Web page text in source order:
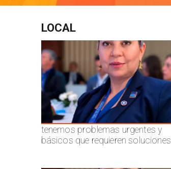
LOCAL
tenemos problemas urgentes y
básicos que requieren soluciones